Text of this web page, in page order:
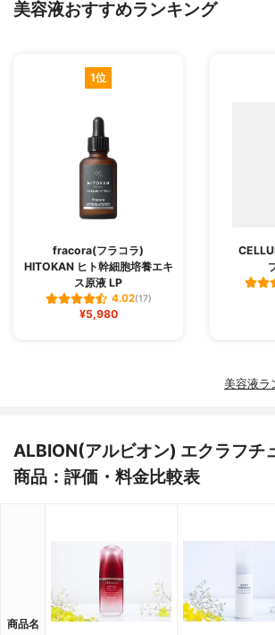
美容液おすすめランキング
1位
fracora(フラコラ)
HITOKAN ヒト幹細胞培養エキ
ス原液 LP
4.02(17)
¥5,980
美容液ラ
ALBION(アルビオン) エクラフチ
商品：評価・料金比較表
商品名